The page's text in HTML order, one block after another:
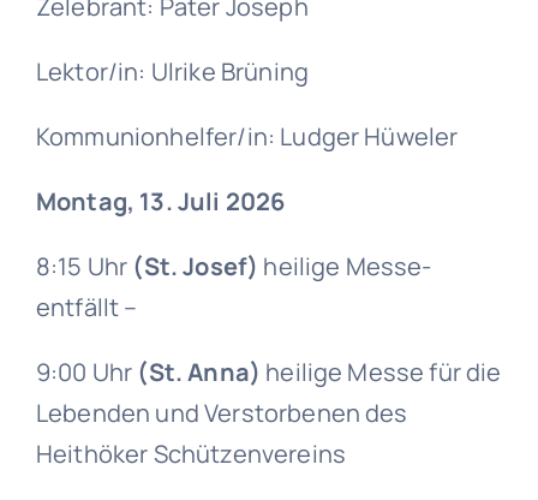
Lektor/in: Ulrike Brüning
Kommunionhelfer/in: Ludger Hüweler
Montag, 13. Juli 2026
8:15 Uhr (St. Josef) heilige Messe-
entfällt –
9:00 Uhr (St. Anna) heilige Messe für die
Lebenden und Verstorbenen des
Heithöker Schützenvereins